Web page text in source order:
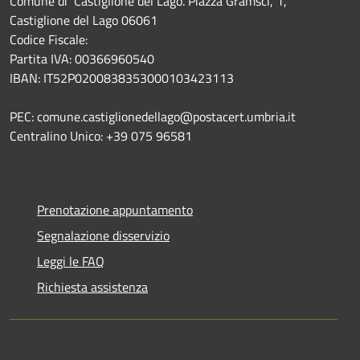
Castiglione del Lago 06061
Codice Fiscale:
Partita IVA: 00366960540
IBAN: IT52P0200838353000103423113
PEC: comune.castiglionedellago@postacert.umbria.it
Centralino Unico: +39 075 96581
Prenotazione appuntamento
Segnalazione disservizio
Leggi le FAQ
Richiesta assistenza